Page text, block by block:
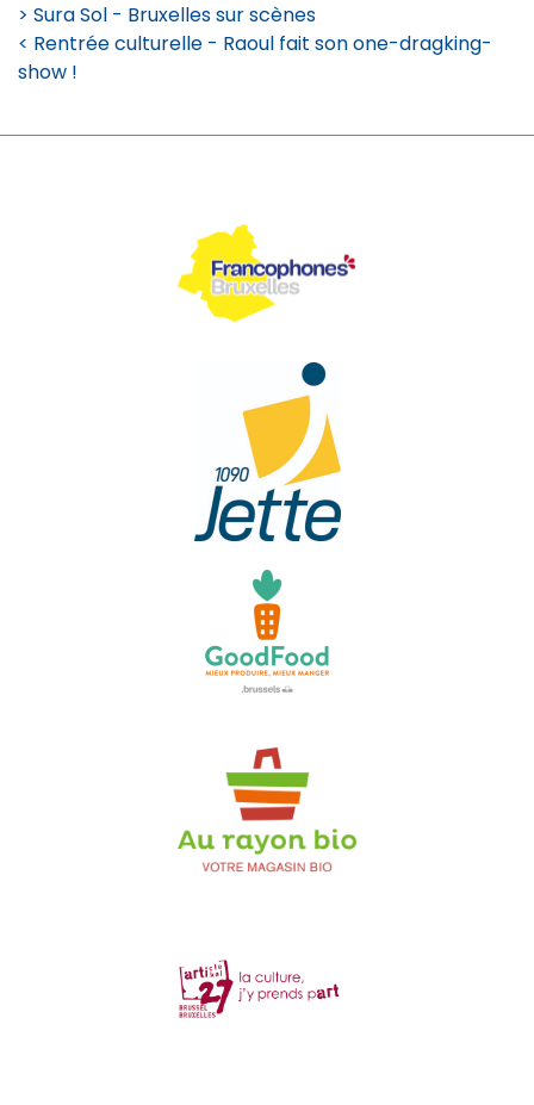
> Sura Sol - Bruxelles sur scènes
< Rentrée culturelle - Raoul fait son one-dragking-
show !